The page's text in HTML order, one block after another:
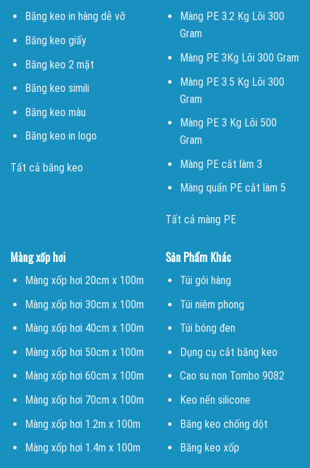
Băng keo in hàng dễ vỡ
Băng keo giấy
Băng keo 2 mặt
Băng keo simili
Băng keo màu
Băng keo in logo
Tất cả băng keo
Màng PE 3.2 Kg Lõi 300
Gram
Màng PE 3Kg Lõi 300 Gram
Màng PE 3.5 Kg Lõi 300
Gram
Màng PE 3 Kg Lõi 500
Gram
Màng PE cắt làm 3
Màng quấn PE cắt làm 5
Tất cả màng PE
Màng xốp hơi
Màng xốp hơi 20cm x 100m
Màng xốp hơi 30cm x 100m
Màng xốp hơi 40cm x 100m
Màng xốp hơi 50cm x 100m
Màng xốp hơi 60cm x 100m
Màng xốp hơi 70cm x 100m
Màng xốp hơi 1.2m x 100m
Màng xốp hơi 1.4m x 100m
Sản Phẩm Khác
Túi gói hàng
Túi niêm phong
Túi bóng đen
Dụng cụ cắt băng keo
Cao su non Tombo 9082
Keo nến silicone
Băng keo chống dột
Băng keo xốp